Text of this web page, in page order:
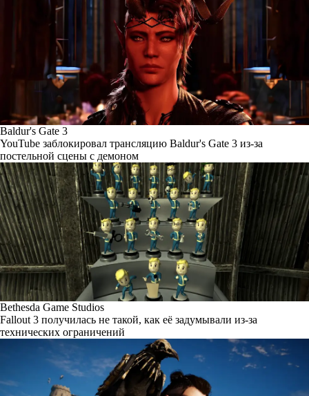
Baldur's Gate 3
YouTube заблокировал трансляцию Baldur's Gate 3 из-за
постельной сцены с демоном
Bethesda Game Studios
Fallout 3 получилась не такой, как её задумывали из-за
технических ограничений